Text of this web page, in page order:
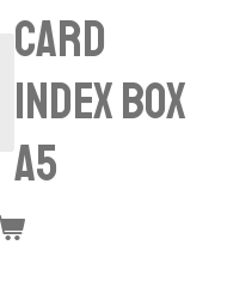
card
index box
A5